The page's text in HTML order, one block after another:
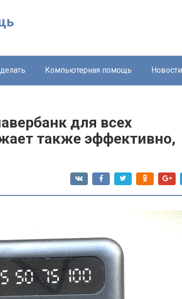
Компьютерная помощь Новости
для всех
также эффективно,